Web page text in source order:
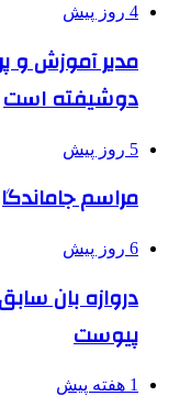
4 روز پیش
دوشیفته است
5 روز پیش
مراسم
6 روز پیش
دروازه بان
پیوست
1 هفته پیش